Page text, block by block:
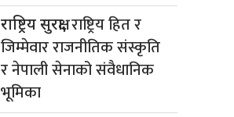
राष्ट्रिय सुरक्षा,राष्ट्रिय हित र
जिम्मेवार राजनीतिक संस्कृति
र नेपाली सेनाको संवैधानिक
भूमिका